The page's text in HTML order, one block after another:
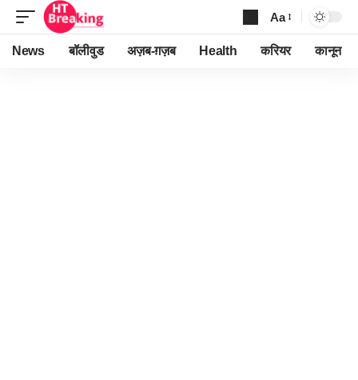
Font
Resizer
Aa
News बॉलीवुड अज़ब-ग़ज़ब Health करियर कानून